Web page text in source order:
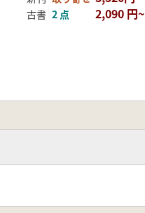
古書 2 点 2,090 円~